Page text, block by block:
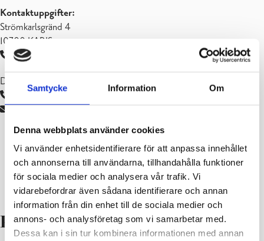
Samtycke Information Om
Denna webbplats använder cookies
Vi använder enhetsidentifierare för att anpassa innehållet
och annonserna till användarna, tillhandahålla funktioner
för sociala medier och analysera vår trafik. Vi
vidarebefordrar även sådana identifierare och annan
information från din enhet till de sociala medier och
annons- och analysföretag som vi samarbetar med.
Dessa kan i sin tur kombinera informationen med annan
Stöd för barnet
Kontaktuppgifter:
Strömkarlsgränd 4
10300 KARIS
019 289 2709
Daghemsföreståndare Katriina Asikainen
019 289 2684
katriina.asikainen@raseborg.fi
Knattebo gruppfamiljedaghem